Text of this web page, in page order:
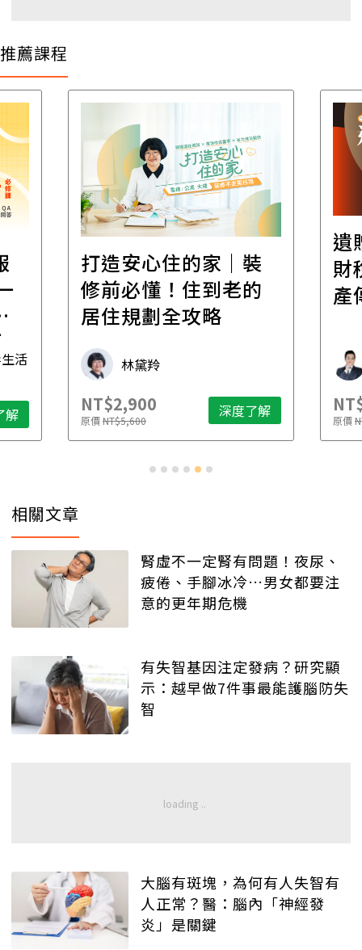
推薦課程
活
解
打造安心住的家｜裝
修前必懂！住到老的
居住規劃全攻略
林黛羚
NT$2,900
原價NT$5,600 深度了解
遺
財
產
原價
相關文章
腎虛不一定腎有問題！夜尿、
疲倦、手腳冰冷…男女都要注
意的更年期危機
有失智基因注定發病？研究顯
示：越早做7件事最能護腦防失
智
大腦有斑塊，為何有人失智有
人正常？醫：腦內「神經發
炎」是關鍵